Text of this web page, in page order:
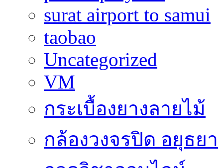
surat airport to samui
taobao
Uncategorized
VM
กระเบื้องยางลายไม้
กล้องวงจรปิด อยุธยา